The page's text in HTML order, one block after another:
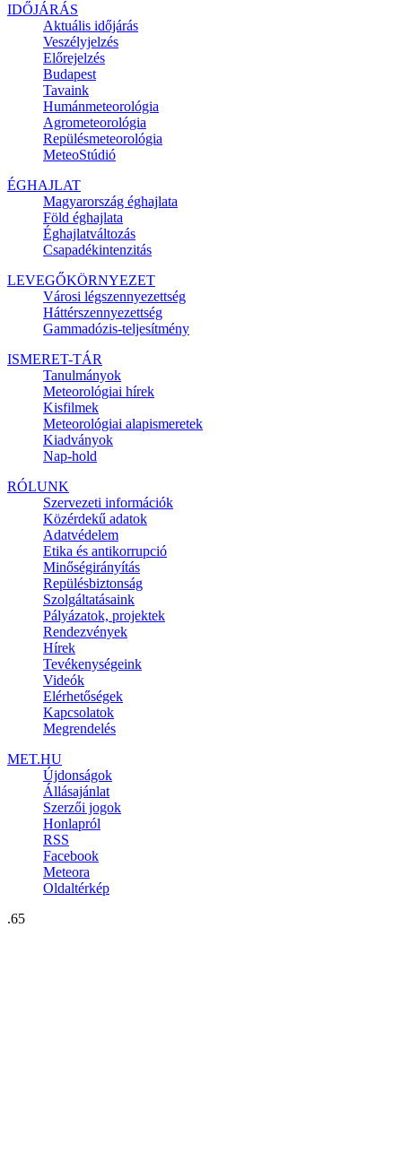
IDŐJÁRÁS
Aktuális időjárás
Veszélyjelzés
Előrejelzés
Budapest
Tavaink
Humánmeteorológia
Agrometeorológia
Repülésmeteorológia
MeteoStúdió
ÉGHAJLAT
Magyarország éghajlata
Föld éghajlata
Éghajlatváltozás
Csapadékintenzitás
LEVEGŐKÖRNYEZET
Városi légszennyezettség
Háttérszennyezettség
Gammadózis-teljesítmény
ISMERET-TÁR
Tanulmányok
Meteorológiai hírek
Kisfilmek
Meteorológiai alapismeretek
Kiadványok
Nap-hold
RÓLUNK
Szervezeti információk
Közérdekű adatok
Adatvédelem
Etika és antikorrupció
Minőségirányítás
Repülésbiztonság
Szolgáltatásaink
Pályázatok, projektek
Rendezvények
Hírek
Tevékenységeink
Videók
Elérhetőségek
Kapcsolatok
Megrendelés
MET.HU
Újdonságok
Állásajánlat
Szerzői jogok
Honlapról
RSS
Facebook
Meteora
Oldaltérkép
.65